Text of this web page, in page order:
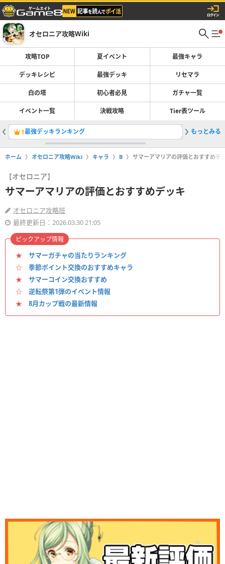
オセロニア攻略Wiki
攻略TOP 夏イベント 最強キャラ
デッキレシピ 最強デッキ リセマラ
白の塔 初心者必見 ガチャ一覧
イベント一覧 決戦攻略 Tier表ツール
1最強デッキランキング 2神殴り
もっとみる
ホーム オセロニア攻略Wiki キャラ B サマーアマリアの評価とおすすめデ
【オセロニア】
サマーアマリアの評価とおすすめデッキ
オセロニア攻略班
最終更新日：2026.03.30 21:05
★ サマーガチャの当たりランキング
☆ 季節ポイント交換のおすすめキャラ
★ サマーコイン交換おすすめ
☆ 逆転祭第1弾のイベント情報
★ 8月カップ戦の最新情報
ピックアップ情報